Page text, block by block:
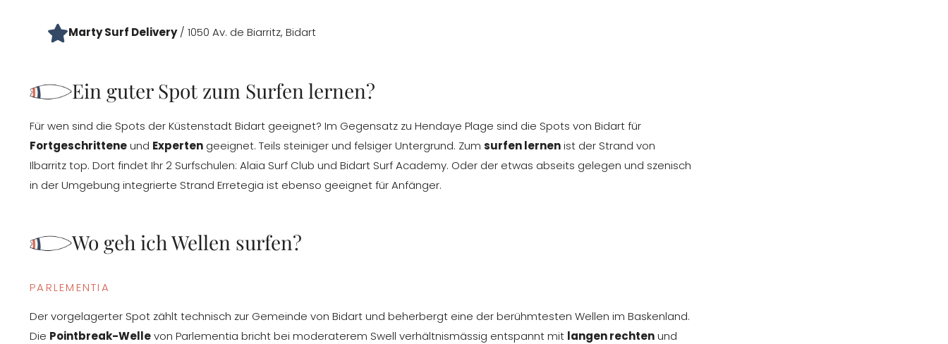
Marty Surf Delivery/ 1050 Av. de Biarritz, Bidart
Ein guter Spot zum Surfen lernen?
Für wen sind die Spots der Küstenstadt Bidart geeignet? Im Gegensatz zu Hendaye Plage sind die Spots von Bidart für
Fortgeschritteneund Experten geeignet. Teils steiniger und felsiger Untergrund. Zum surfen lernenist der Strand von
Ilbarritz top. Dort findet Ihr 2 Surfschulen: Alaia Surf Club und Bidart Surf Academy. Oder der etwas abseits gelegen und szenisch
in der Umgebung integrierte Strand Erretegia ist ebenso geeignet für Anfänger.
Wo geh ich Wellen surfen?
PARLEMENTIA
Der vorgelagerter Spot zählt technisch zur Gemeinde von Bidart und beherbergt eine der berühmtesten Wellen im Baskenland.
Die Pointbreak-Wellevon Parlementia bricht bei moderaterem Swell verhältnismässig entspannt mit langen rechtenund